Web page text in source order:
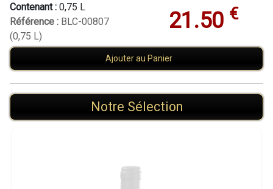
Contenant : 0,75 L
Référence : BLC-00807
(0,75 L)
21.50 €
Ajouter au Panier
Notre Sélection